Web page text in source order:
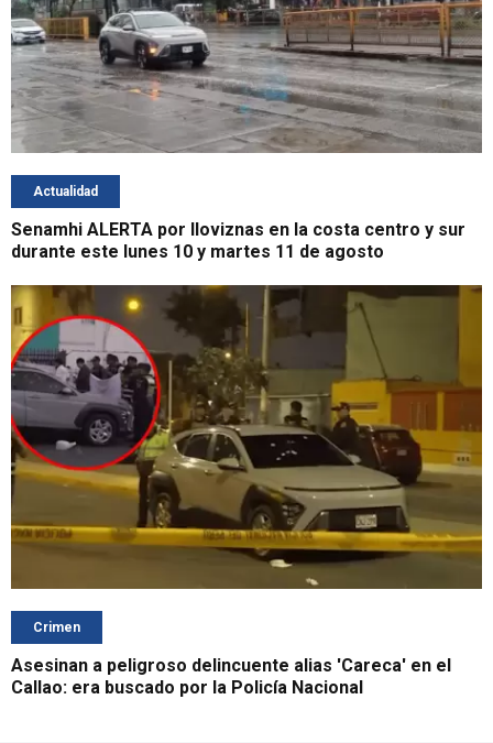
Actualidad
Senamhi ALERTA por lloviznas en la costa centro y sur
durante este lunes 10 y martes 11 de agosto
Crimen
Asesinan a peligroso delincuente alias 'Careca' en el
Callao: era buscado por la Policía Nacional